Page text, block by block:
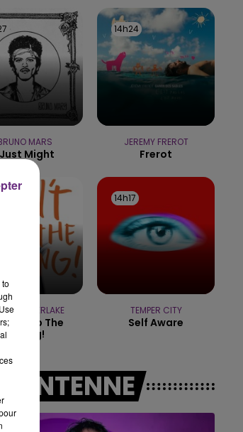
19h00 - 19h15
MACHINE - CHAMPAGNE FM
MARS
Might
14h24
14h24
JEREMY FREROT
Frerot
TIMBERLAKE
Stop The
Feeling!
14h17
14h17
TEMPER CITY
Self Aware
L'ANTENNE